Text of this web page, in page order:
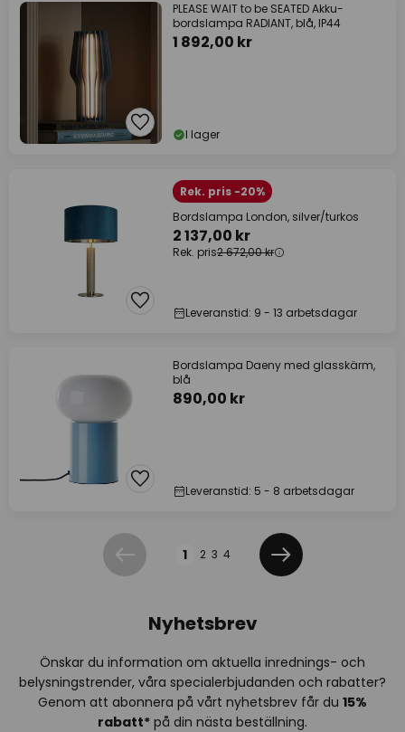
PLEASE WAIT to be SEATED Akku-
bordslampa RADIANT, blå, IP44
1 892,00 kr
I lager
Rek. pris -20%
Bordslampa London, silver/turkos
2 137,00 kr
Rek. pris2 672,00 kr
Leveranstid: 9 - 13 arbetsdagar
Bordslampa Daeny med glasskärm,
blå
890,00 kr
Leveranstid: 5 - 8 arbetsdagar
Föregående
1 2 3 4
Nästa
Nyhetsbrev
Önskar du information om aktuella inrednings- och
belysningstrender, våra specialerbjudanden och rabatter?
Genom att abonnera på vårt nyhetsbrev får du 15%
rabatt* på din nästa beställning.